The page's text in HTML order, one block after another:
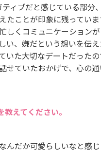
ィブだと感じている部分
ことが印象に残ってい
しくコミュニケーション
、嫌だという想いを伝え
いた大切なデートだった
せていたおかげで、心の
えてください。
だか可愛らしいなと感じ